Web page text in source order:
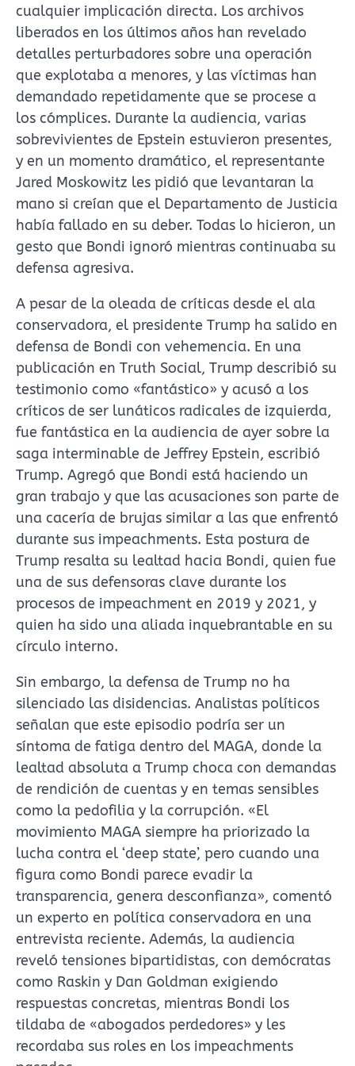
cualquier implicación directa. Los archivos
liberados en los últimos años han revelado
detalles perturbadores sobre una operación
que explotaba a menores, y las víctimas han
demandado repetidamente que se procese a
los cómplices. Durante la audiencia, varias
sobrevivientes de Epstein estuvieron presentes,
y en un momento dramático, el representante
Jared Moskowitz les pidió que levantaran la
mano si creían que el Departamento de Justicia
había fallado en su deber. Todas lo hicieron, un
gesto que Bondi ignoró mientras continuaba su
defensa agresiva.
A pesar de la oleada de críticas desde el ala
conservadora, el presidente Trump ha salido en
defensa de Bondi con vehemencia. En una
publicación en Truth Social, Trump describió su
testimonio como «fantástico» y acusó a los
críticos de ser lunáticos radicales de izquierda,
fue fantástica en la audiencia de ayer sobre la
saga interminable de Jeffrey Epstein, escribió
Trump. Agregó que Bondi está haciendo un
gran trabajo y que las acusaciones son parte de
una cacería de brujas similar a las que enfrentó
durante sus impeachments. Esta postura de
Trump resalta su lealtad hacia Bondi, quien fue
una de sus defensoras clave durante los
procesos de impeachment en 2019 y 2021, y
quien ha sido una aliada inquebrantable en su
círculo interno.
Sin embargo, la defensa de Trump no ha
silenciado las disidencias. Analistas políticos
señalan que este episodio podría ser un
síntoma de fatiga dentro del MAGA, donde la
lealtad absoluta a Trump choca con demandas
de rendición de cuentas y en temas sensibles
como la pedofilia y la corrupción. «El
movimiento MAGA siempre ha priorizado la
lucha contra el ‘deep state’, pero cuando una
figura como Bondi parece evadir la
transparencia, genera desconfianza», comentó
un experto en política conservadora en una
entrevista reciente. Además, la audiencia
reveló tensiones bipartidistas, con demócratas
como Raskin y Dan Goldman exigiendo
respuestas concretas, mientras Bondi los
tildaba de «abogados perdedores» y les
recordaba sus roles en los impeachments